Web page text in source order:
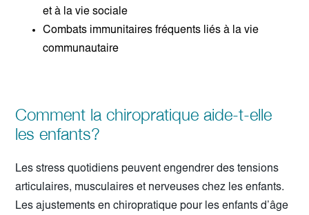
et à la vie sociale
Combats immunitaires fréquents liés à la vie
communautaire
Comment la chiropratique aide-t-elle
les enfants?
Les stress quotidiens peuvent engendrer des tensions
articulaires, musculaires et nerveuses chez les enfants.
Les ajustements en chiropratique pour les enfants d’âge